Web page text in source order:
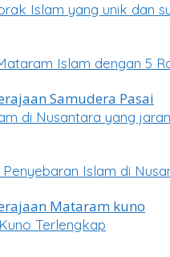
Islam yang unik dan
Islam dengan 5
di Nusantara yang
Islam di
Terlengkap